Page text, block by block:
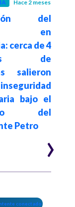
Hace 2 meses
del
en
cerca de 4
de
salieron
bajo el
del
Petro
›
conectado